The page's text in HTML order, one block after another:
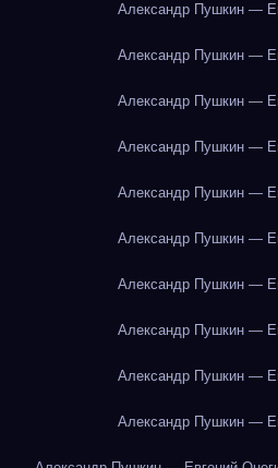
Александр Пушкин —
Александр Пушкин —
Александр Пушкин —
Александр Пушкин —
Александр Пушкин —
Александр Пушкин —
Александр Пушкин —
Александр Пушкин —
Александр Пушкин —
Александр Пушкин —